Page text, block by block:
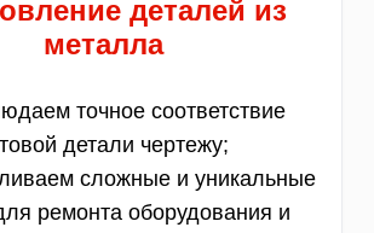
деталей из
металла
точное соответствие
детали чертежу;
сложные и уникальные
ремонта оборудования и